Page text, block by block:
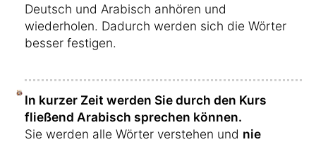
Deutsch und Arabisch anhören und
wiederholen. Dadurch werden sich die Wörter
besser festigen.
In kurzer Zeit werden Sie durch den Kurs
fließend Arabisch sprechen können.
Sie werden alle Wörter verstehen und nie